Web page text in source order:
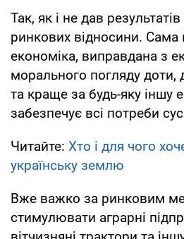
Так, як і не дав
ринкових відносини. Сама
економіка, виправдана з
морального погляду доти,
та краще за будь-яку іншу
забезпечує всі потреби
Читайте: Хто і для чого
українську землю
Вже важко за ринковим
стимулювати аграрні